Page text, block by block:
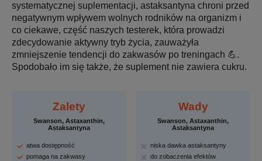
systematycznej suplementacji, astaksantyna chroni przed
negatywnym wpływem wolnych rodników na organizm i
co ciekawe, część naszych testerek, która prowadzi
zdecydowanie aktywny tryb życia, zauważyła
zmniejszenie tendencji do zakwasów po treningach 💪.
Spodobało im się także, że suplement nie zawiera cukru.
Zalety
Swanson, Astaxanthin,
Astaksantyna
atwa dostępność
pomaga na zakwasy
Wady
Swanson, Astaxanthin,
Astaksantyna
niska dawka astaksantyny
do zobaczenia efektów